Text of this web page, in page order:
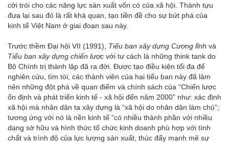
cởi trói cho các năng lực sản xuất vốn có của xã hội. Thành tựu
đưa lại sau đó là rất khả quan, tạo tiền đề cho sự bứt phá của
kinh tế Việt Nam ở giai đoạn sau này.
Trước thềm Đại hội VII (1991), Tiểu ban xây dựng Cương lĩnh và
Tiểu ban xây dựng chiến lược với tư cách là những think tank do
Bộ Chính trị thành lập đã ra đời. Được tạo điều kiện tối đa để
nghiên cứu, tìm tòi, các thành viên của hai tiểu ban này đã làm
nên những đột phá về quan điểm và chính sách của “Chiến lược
ổn định và phát triển kinh tế - xã hội đến năm 2000” như: xác định
xã hội mà nhân dân ta xây dựng là “xã hội do nhân dân làm chủ”;
tương ứng với nó là nền kinh tế “có nhiều thành phần với nhiều
dạng sở hữu và hình thức tổ chức kinh doanh phù hợp với tính
chất và trình độ của lực lượng sản xuất, thúc đẩy mạnh mẽ sự